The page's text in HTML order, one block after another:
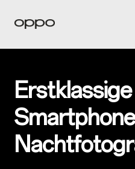
Erstklassige